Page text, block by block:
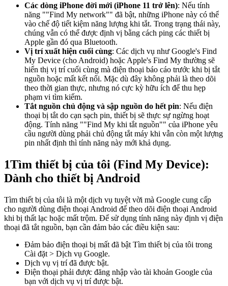
Các dòng iPhone đời mới (iPhone 11 trở lên): Nếu tính
năng ""Find My network"" đã bật, những iPhone này có thể
vào chế độ tiết kiệm năng lượng khi tắt. Trong trạng thái này,
chúng vẫn có thể được định vị bằng cách ping các thiết bị
Apple gần đó qua Bluetooth.
Vị trí xuất hiện cuối cùng: Các dịch vụ như Google's Find
My Device (cho Android) hoặc Apple's Find My thường sẽ
hiển thị vị trí cuối cùng mà điện thoại báo cáo trước khi bị tắt
nguồn hoặc mất kết nối. Mặc dù đây không phải là theo dõi
theo thời gian thực, nhưng nó cực kỳ hữu ích để thu hẹp
phạm vi tìm kiếm.
Tắt nguồn chủ động và sập nguồn do hết pin: Nếu điện
thoại bị tắt do cạn sạch pin, thiết bị sẽ thực sự ngừng hoạt
động. Tính năng ""Find My khi tắt nguồn"" của iPhone yêu
cầu người dùng phải chủ động tắt máy khi vẫn còn một lượng
pin nhất định thì tính năng này mới khả dụng.
1Tìm thiết bị của tôi (Find My Device):
Dành cho thiết bị Android
Tìm thiết bị của tôi là một dịch vụ tuyệt vời mà Google cung cấp
cho người dùng điện thoại Android để theo dõi điện thoại Android
khi bị thất lạc hoặc mất trộm. Để sử dụng tính năng này định vị điện
thoại đã tắt nguồn, bạn cần đảm bảo các điều kiện sau:
Đảm bảo điện thoại bị mất đã bật Tìm thiết bị của tôi trong
Cài đặt > Dịch vụ Google.
Dịch vụ vị trí đã được bật.
Điện thoại phải được đăng nhập vào tài khoản Google của
bạn với dịch vụ vị trí được bật.